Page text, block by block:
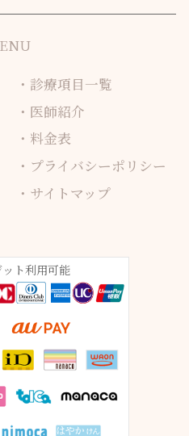
診療項目一覧
医師紹介
料金表
プライバシーポリシー
サイトマップ
ト利用可能